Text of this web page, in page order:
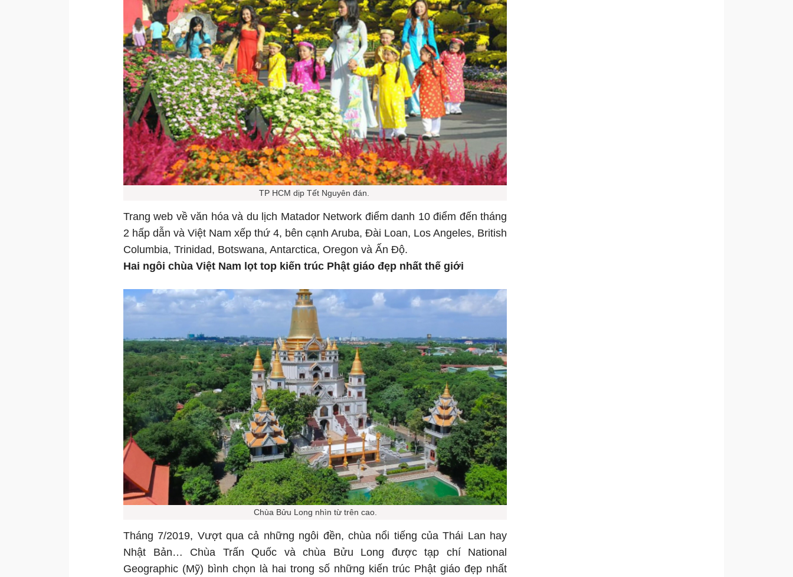
TP HCM dịp Tết Nguyên đán.
Trang web về văn hóa và du lịch Matador Network điểm danh 10 điểm đến tháng
2 hấp dẫn và Việt Nam xếp thứ 4, bên cạnh Aruba, Đài Loan, Los Angeles, British
Columbia, Trinidad, Botswana, Antarctica, Oregon và Ấn Độ.
Hai ngôi chùa Việt Nam lọt top kiến trúc Phật giáo đẹp nhất thế giới
Chùa Bửu Long nhìn từ trên cao.
Tháng 7/2019, Vượt qua cả những ngôi đền, chùa nổi tiếng của Thái Lan hay
Nhật Bản… Chùa Trấn Quốc và chùa Bửu Long được tạp chí National
Geographic (Mỹ) bình chọn là hai trong số những kiến trúc Phật giáo đẹp nhất